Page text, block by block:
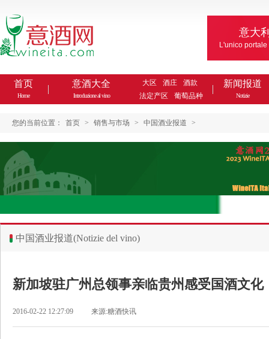
意大
L'unico
首页
Home
意酒大全
Introduzione al vino
大区 酒庄
酒款
法定产区
葡萄品种
新闻报道
Notizie
您的当前位置： 首页 > 销售与市场 > 中国酒业报道 >
中国酒业报道(Notizie del vino)
新加坡驻广州总领事亲临贵州感受国酒文化
2016-02-22 12:27:09 来源:糖酒快讯